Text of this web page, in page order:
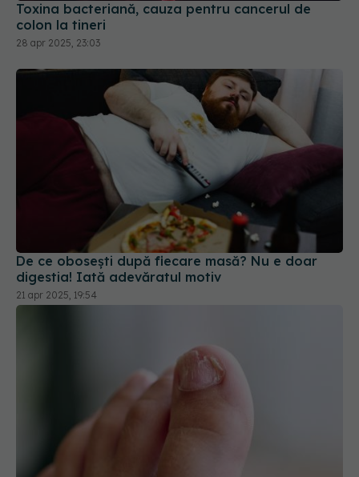
Toxina bacteriană, cauza pentru cancerul de
colon la tineri
28 apr 2025, 23:03
De ce obosești după fiecare masă? Nu e doar
digestia! Iată adevăratul motiv
21 apr 2025, 19:54